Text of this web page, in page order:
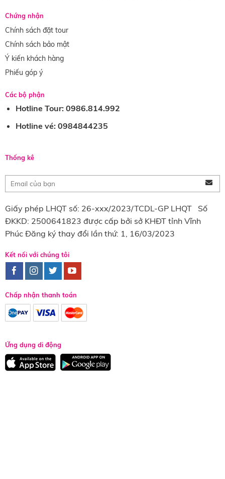
Chứng nhận
Chính sách đặt tour
Chính sách bảo mật
Ý kiến khách hàng
Phiếu góp ý
Các bộ phận
Hotline Tour: 0986.814.992
Hotline vé: 0984844235
Thống kê
Giấy phép LHQT số: 26-xxx/2023/TCDL-GP LHQT Số
ĐKKD: 2500641823 được cấp bởi sở KHĐT tỉnh Vĩnh
Phúc Đăng ký thay đổi lần thứ: 1, 16/03/2023
Kết nối với chúng tôi
Chấp nhận thanh toán
Ứng dụng di động